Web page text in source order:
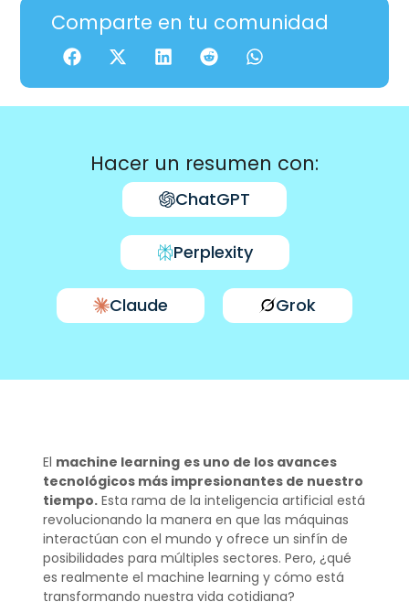
Comparte en tu comunidad
Hacer un resumen con:
ChatGPT
Perplexity
Claude Grok
El machine learning es uno de los avances
tecnológicos más impresionantes de nuestro
tiempo.Esta rama de la inteligencia artificial está
revolucionando la manera en que las máquinas
interactúan con el mundo y ofrece un sinfín de
posibilidades para múltiples sectores. Pero, ¿qué
es realmente el machine learning y cómo está
transformando nuestra vida cotidiana?